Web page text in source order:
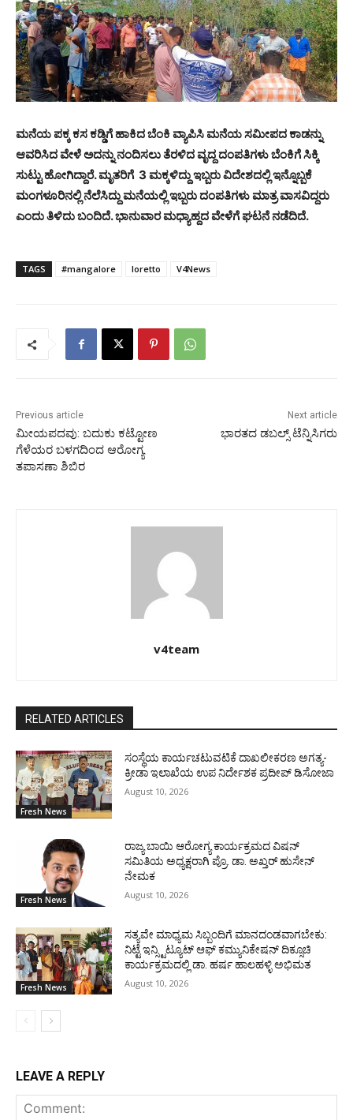
ಮನೆಯ ಪಕ್ಕ ಕಸ ಕಡ್ಡಿಗೆ ಹಾಕಿದ ಬೆಂಕಿ ವ್ಯಾಪಿಸಿ ಮನೆಯ ಸಮೀಪದ ಕಾಡನ್ನು
ಆವರಿಸಿದ ವೇಳೆ ಅದನ್ನು ನಂದಿಸಲು ತೆರಳಿದ ವೃದ್ದ ದಂಪತಿಗಳು ಬೆಂಕಿಗೆ ಸಿಕ್ಕಿ
ಸುಟ್ಟು ಹೋಗಿದ್ದಾರೆ. ಮೃತರಿಗೆ 3 ಮಕ್ಕಳಿದ್ದು ಇಬ್ಬರು ವಿದೇಶದಲ್ಲಿ ಇನ್ನೊಬ್ಬಕೆ
ಮಂಗಳೂರಿನಲ್ಲಿ ನೆಲೆಸಿದ್ದು ಮನೆಯಲ್ಲಿ ಇಬ್ಬರು ದಂಪತಿಗಳು ಮಾತ್ರ ವಾಸವಿದ್ದರು
ಎಂದು ತಿಳಿದು ಬಂದಿದೆ. ಭಾನುವಾರ ಮಧ್ಯಾಹ್ದದ ವೇಳೆಗೆ ಘಟನೆ ನಡೆದಿದೆ.
TAGS #mangalore loretto V4News
Previous article
ಮೀಯಪದವು: ಬದುಕು ಕಟ್ಟೋಣ
ಗೆಳೆಯರ ಬಳಗದಿಂದ ಆರೋಗ್ಯ
ತಪಾಸಣಾ ಶಿಬಿರ
Next article
ಭಾರತದ ಡಬಲ್ಸ್ ಟೆನ್ನಿಸಿಗರು
v4team
RELATED ARTICLES
Fresh News
ಸಂಸ್ಥೆಯ ಕಾರ್ಯಚಟುವಟಿಕೆ ದಾಖಲೀಕರಣ ಅಗತ್ಯ-
ಕ್ರೀಡಾ ಇಲಾಖೆಯ ಉಪ ನಿರ್ದೇಶಕ ಪ್ರದೀಪ್ ಡಿಸೋಜಾ
August 10, 2026
Fresh News
ರಾಜ್ಯ ಬಾಯಿ ಆರೋಗ್ಯ ಕಾರ್ಯಕ್ರಮದ ವಿಷನ್
ಸಮಿತಿಯ ಅಧ್ಯಕ್ಷರಾಗಿ ಪ್ರೊ. ಡಾ. ಅಖ್ತರ್ ಹುಸೇನ್
ನೇಮಕ
August 10, 2026
Fresh News
ಸತ್ಯವೇ ಮಾಧ್ಯಮ ಸಿಬ್ಬಂದಿಗೆ ಮಾನದಂಡವಾಗಬೇಕು:
ನಿಟ್ಟೆ ಇನ್ಸ್ಟಿಟ್ಯೂಟ್ ಆಫ್ ಕಮ್ಯುನಿಕೇಷನ್ ದಿಕ್ಸೂಚಿ
ಕಾರ್ಯಕ್ರಮದಲ್ಲಿ ಡಾ. ಹರ್ಷ ಹಾಲಹಳ್ಳಿ ಅಭಿಮತ
August 10, 2026
LEAVE A REPLY